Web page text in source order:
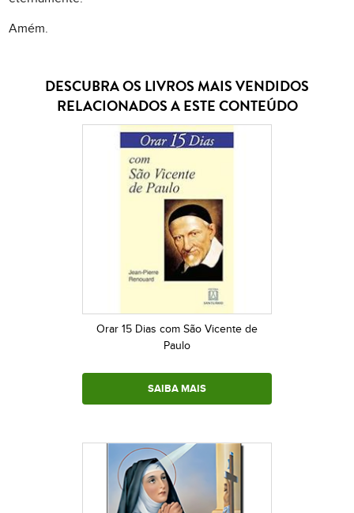
Amém.
DESCUBRA OS LIVROS MAIS VENDIDOS
RELACIONADOS A ESTE CONTEÚDO
Orar 15 Dias com São Vicente de
Paulo
SAIBA MAIS